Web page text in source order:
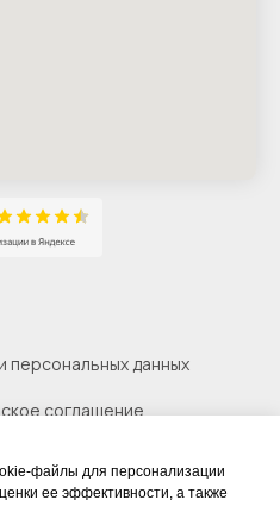
персональных данных
соглашение
персональных данных
файлы для персонализации
ее эффективности, а также